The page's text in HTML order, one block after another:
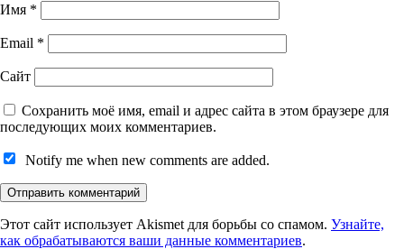
Имя *
Email *
Сайт
Сохранить моё имя, email и адрес сайта в этом браузере для
последующих моих комментариев.
Notify me when new comments are added.
Этот сайт использует Akismet для борьбы со спамом. Узнайте,
как обрабатываются ваши данные комментариев.